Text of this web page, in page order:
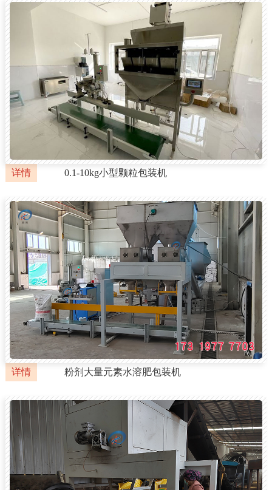
详情 0.1-10kg小型颗粒包装机
详情 粉剂大量元素水溶肥包装机